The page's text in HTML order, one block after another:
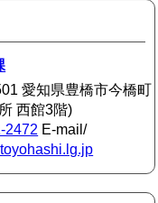
愛知県豊橋市今橋町
西館3階)
2472 E-mail/